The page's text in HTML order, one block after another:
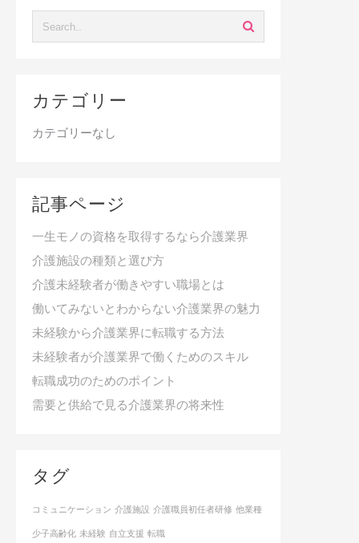
カテゴリー
カテゴリーなし
記事ページ
一生モノの資格を取得するなら介護業界
介護施設の種類と選び方
介護未経験者が働きやすい職場とは
働いてみないとわからない介護業界の魅力
未経験から介護業界に転職する方法
未経験者が介護業界で働くためのスキル
転職成功のためのポイント
需要と供給で見る介護業界の将来性
タグ
コミュニケーション 介護施設 介護職員初任者研修 他業種
少子高齢化 未経験 自立支援 転職